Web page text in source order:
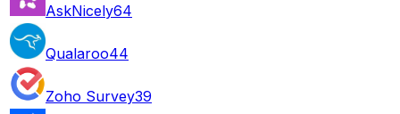
AskNicely64
Qualaroo44
Zoho Survey39